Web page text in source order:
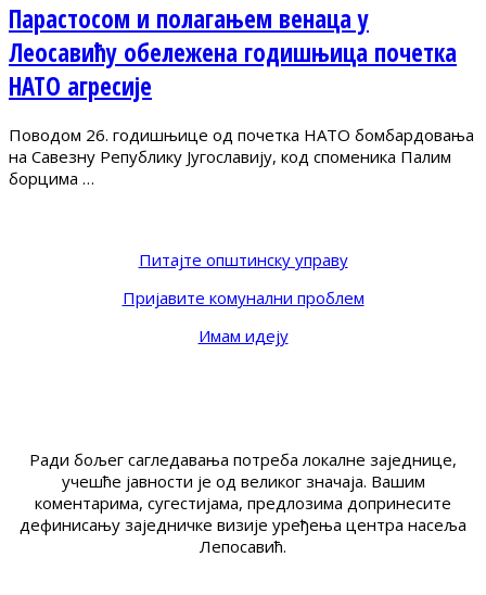
Парастосом и полагањем венаца у
Леосавићу обележена годишњица почетка
НАТО агресије
Поводом 26. годишњице од почетка НАТО бомбардовања
на Савезну Републику Југославију, код споменика Палим
борцима …
Питајте општинску управу
Пријавите комунални проблем
Имам идеју
Ради бољег сагледавања потреба локалне заједнице,
учешће јавности је од великог значаја. Вашим
коментарима, сугестијама, предлозима допринесите
дефинисању заједничке визије уређења центра насеља
Лепосавић.